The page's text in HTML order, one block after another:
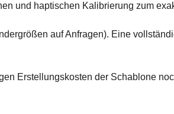
und haptischen Kalibrierung zum
auf Anfragen). Eine
Erstellungskosten der Schablone